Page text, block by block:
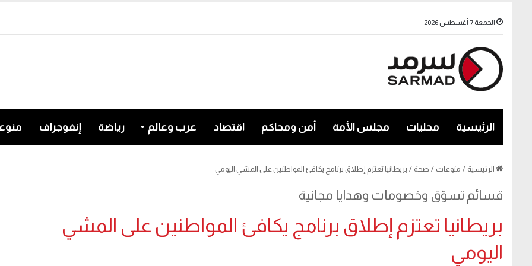
الجمعة 7 أغسطس 2026
الرئيسية محليات مجلس الأمة أمن ومحاكم اقتصاد عرب وعالم رياضة إنفوجراف
الرئيسية / منوعات / صحة / بريطانيا تعتزم إطلاق برنامج يكافئ المواطنين على المشي اليومي
بريطانيا تعتزم إطلاق برنامج يكافئ المواطنين على المشي
اليومي
قسائم تسوّق وخصومات وهدايا مجانية